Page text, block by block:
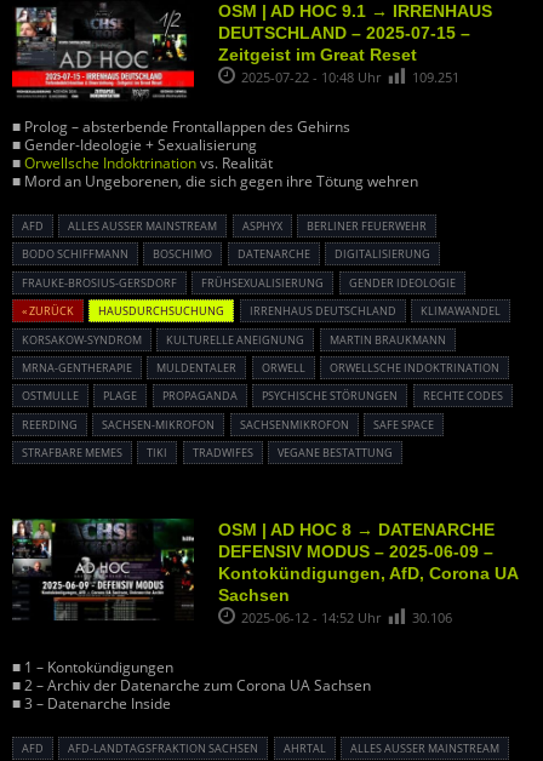
OSM | AD HOC 9.1 → IRRENHAUS
DEUTSCHLAND – 2025-07-15 –
Zeitgeist im Great Reset
2025-07-22 - 10:48 Uhr 109.251
■ Prolog – absterbende Frontallappen des Gehirns
■ Gender-Ideologie + Sexualisierung
■Orwellsche Indoktrinationvs. Realität
■ Mord an Ungeborenen, die sich gegen ihre Tötung wehren
AFD ALLES AUSSER MAINSTREAM ASPHYX
BERLINER FEUERWEHR
BODO SCHIFFMANN
BOSCHIMO DATENARCHE
DIGITALISIERUNG
FRAUKE-BROSIUS-GERSDORF
FRÜHSEXUALISIERUNG
GENDER IDEOLOGIE
« ZURÜCK
HAUSDURCHSUCHUNG IRRENHAUS DEUTSCHLAND
KLIMAWANDEL
KORSAKOW-SYNDROM
KULTURELLE ANEIGNUNG
MARTIN BRAUKMANN
MRNA-GENTHERAPIE
MULDENTALER ORWELL
ORWELLSCHE INDOKTRINATION
OSTMULLE
PLAGE PROPAGANDA PSYCHISCHE STÖRUNGEN
RECHTE CODES
REERDING
SACHSEN-MIKROFON SACHSENMIKROFON
SAFE SPACE
STRAFBARE MEMES
TIKI TRADWIFES VEGANE BESTATTUNG
OSM | AD HOC 8 → DATENARCHE
DEFENSIV MODUS – 2025-06-09 –
Kontokündigungen, AfD, Corona UA
Sachsen
2025-06-12 - 14:52 Uhr 30.106
■ 1 – Kontokündigungen
■ 2 – Archiv der Datenarche zum Corona UA Sachsen
■ 3 – Datenarche Inside
AFD AFD-LANDTAGSFRAKTION SACHSEN AHRTAL
ALLES AUSSER MAINSTREAM